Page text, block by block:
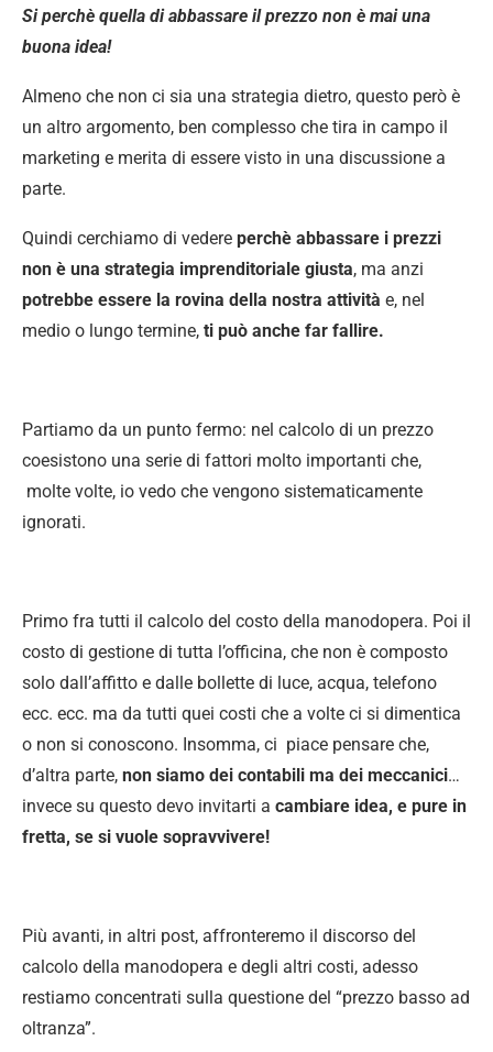
Si perchè quella di abbassare il prezzo non è mai una
buona idea!
Almeno che non ci sia una strategia dietro, questo però è
un altro argomento, ben complesso che tira in campo il
marketing e merita di essere visto in una discussione a
parte.
Quindi cerchiamo di vedere perchè abbassare i prezzi
non è una strategia imprenditoriale giusta, ma anzi
potrebbe essere la rovina della nostra attività e, nel
medio o lungo termine, ti può anche far fallire.
Partiamo da un punto fermo: nel calcolo di un prezzo
coesistono una serie di fattori molto importanti che,
molte volte, io vedo che vengono sistematicamente
ignorati.
Primo fra tutti il calcolo del costo della manodopera. Poi il
costo di gestione di tutta l’officina, che non è composto
solo dall’affitto e dalle bollette di luce, acqua, telefono
ecc. ecc. ma da tutti quei costi che a volte ci si dimentica
o non si conoscono. Insomma, ci piace pensare che,
d’altra parte, non siamo dei contabili ma dei meccanici…
invece su questo devo invitarti a cambiare idea, e pure in
fretta, se si vuole sopravvivere!
Più avanti, in altri post, affronteremo il discorso del
calcolo della manodopera e degli altri costi, adesso
restiamo concentrati sulla questione del “prezzo basso ad
oltranza”.